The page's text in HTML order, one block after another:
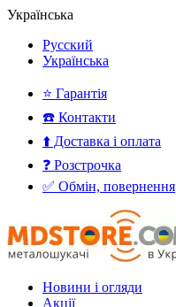
Українська
Русский
Українська
⭐ Гарантія
☎️ Контакти
⬆️ Доставка і оплата
❓ Розстрочка
✅ Обмін, повернення
Новини і огляди
Акції